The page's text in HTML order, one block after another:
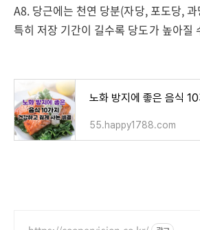
A8. 당근에는 천연 당분(자당, 포도당,
특히 저장 기간이 길수록 당도가 높아질
55.happy1788.com